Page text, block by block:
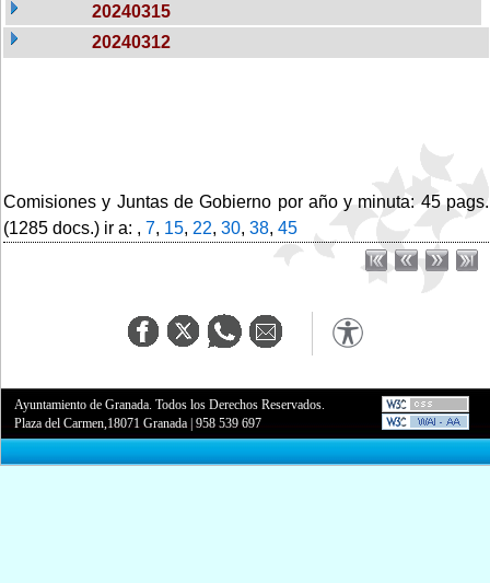
20240315
20240312
Comisiones y Juntas de Gobierno por año y minuta: 45 pags.
(1285 docs.) ir a: , 7, 15, 22, 30, 38, 45
Ayuntamiento de Granada. Todos los Derechos Reservados.
Plaza del Carmen,18071 Granada |958 539 697